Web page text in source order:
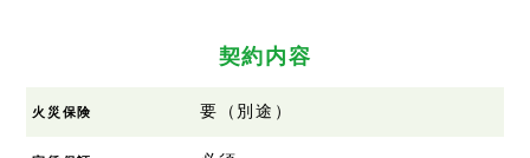
契約内容
火災保険 要（別途）